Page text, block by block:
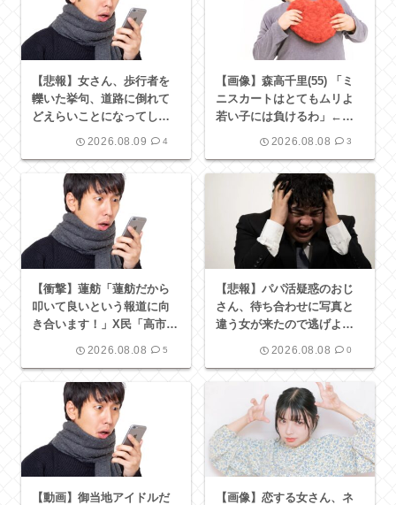
【悲報】女さん、歩行者を
轢いた挙句、道路に倒れて
どえらいことになってしま
2026.08.09 4
【画像】森高千里(55) 「ミ
ニスカートはとてもムリよ
若い子には負けるわ」←ワ
2026.08.08 3
【衝撃】蓮舫「蓮舫だから
叩いて良いという報道に向
き合います！」X民「高市だ
2026.08.08 5
【悲報】パパ活疑惑のおじ
さん、待ち合わせに写真と
違う女が来たので逃げよう
2026.08.08 0
【動画】御当地アイドルだ
【画像】恋する女さん、ネ